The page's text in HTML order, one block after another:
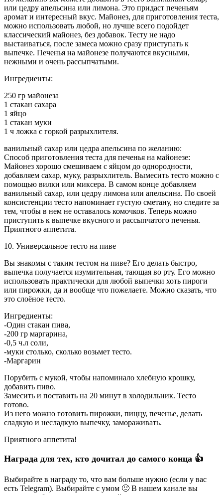
или цедру апельсина или лимона. Это придаст печеньям
аромат и интересный вкус. Майонез, для приготовления теста,
можно использовать любой, но лучше всего подойдет
классический майонез, без добавок. Тесту не надо
выстаиваться, после замеса можно сразу приступать к
выпечке. Печенья на майонезе получаются вкусными,
нежными и очень рассыпчатыми.
Ингредиенты:
250 гр майонеза
1 стакан сахара
1 яйцо
1 стакан муки
1 ч ложка с горкой разрыхлителя.
ванильный сахар или цедра апельсина по желанию:
Способ приготовления теста для печенья на майонезе:
Майонез хорошо смешиваем с яйцом до однородности,
добавляем сахар, муку, разрыхлитель. Вымесить тесто можно с
помощью вилки или миксера. В самом конце добавляем
ванильный сахар, или цедру лимона или апельсина. По своей
консистенции тесто напоминает густую сметану, но следите за
тем, чтобы в нем не оставалось комочков. Теперь можно
приступить к выпечке вкусного и рассыпчатого печенья.
Приятного аппетита.
10. Универсальное тесто на пиве
Вы знакомы с таким тестом на пиве? Его делать быстро,
выпечка получается изумительная, тающая во рту. Его можно
использовать практически для любой выпечки хоть пироги
или пирожки, да и вообще что пожелаете. Можно сказать, что
это слоёное тесто.
Ингредиенты:
-Один стакан пива,
-200 гр маргарина,
-0,5 ч.л соли,
-муки столько, сколько возьмет тесто.
-Маргарин
Порубить с мукой, чтобы напоминало хлебную крошку,
добавить пиво.
Замесить и поставить на 20 минут в холодильник. Тесто
готово.
Из него можно готовить пирожки, пиццу, печенье, делать
сладкую и несладкую выпечку, замораживать.
Приятного аппетита!
Награда для тех, кто дочитал до самого конца 👍
Выбирайте в награду то, что вам больше нужно (если у вас
есть Telegram). Выбирайте с умом 🙂 В нашем канале вы